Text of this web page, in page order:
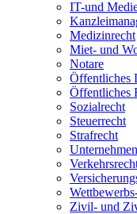
IT-und
Medizinrecht
Miet- und
Notare
Öffentliches
Öffentliches
Sozialrecht
Steuerrecht
Strafrecht
Zivil- und